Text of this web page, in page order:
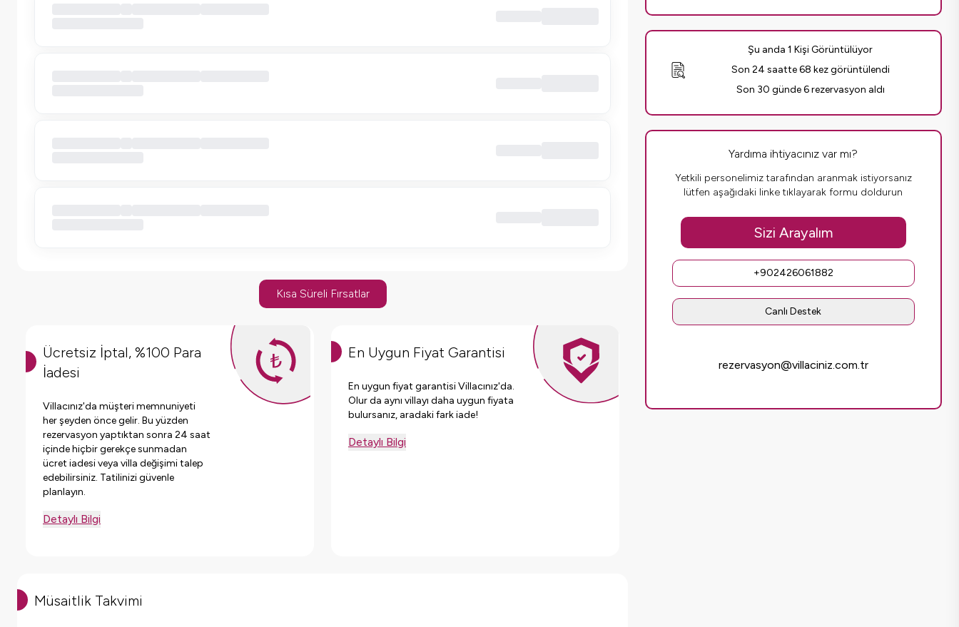
Kısa Süreli Fırsatlar
Ücretsiz İptal, %100 Para
İadesi
Villacınız'da müşteri memnuniyeti
her şeyden önce gelir. Bu yüzden
rezervasyon yaptıktan sonra 24 saat
içinde hiçbir gerekçe sunmadan
ücret iadesi veya villa değişimi talep
edebilirsiniz. Tatilinizi güvenle
planlayın.
Detaylı Bilgi
En Uygun Fiyat Garantisi
En uygun fiyat garantisi Villacınız'da.
Olur da aynı villayı daha uygun fiyata
bulursanız, aradaki fark iade!
Detaylı Bilgi
Müsaitlik Takvimi
Şu anda 1 Kişi Görüntülüyor
Son 24 saatte 68 kez görüntülendi
Son 30 günde 6 rezervasyon aldı
Yardıma ihtiyacınız var mı?
Yetkili personelimiz tarafından aranmak istiyorsanız
lütfen aşağıdaki linke tıklayarak formu doldurun
Sizi Arayalım
+902426061882
Canlı Destek
rezervasyon@villaciniz.com.tr